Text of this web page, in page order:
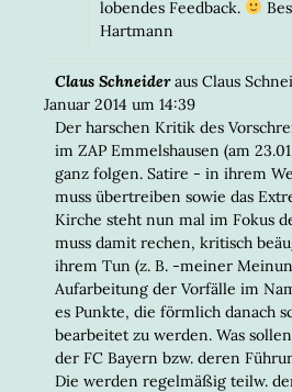
lobendes Feedback.
Hartmann
Claus Schneideraus Claus
Januar 2014 um 14:39
Der harschen Kritik des
im ZAP Emmelshausen (am
ganz folgen. Satire - in ihrem
muss übertreiben sowie das
Kirche steht nun mal im Fokus
muss damit rechen, kritisch
ihrem Tun (z. B. -meiner
Aufarbeitung der Vorfälle im
es Punkte, die förmlich danach
bearbeitet zu werden. Was
der FC Bayern bzw. deren
Die werden regelmäßig teilw.